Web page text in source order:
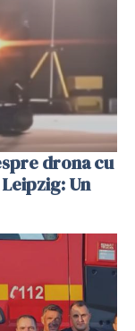
drona cu
Un